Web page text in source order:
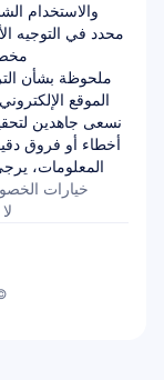
المعلومات،
خيارات